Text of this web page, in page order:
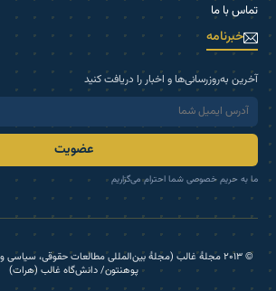
تماس با ما
خبرنامه
آخرین به‌روزرسانی‌ها و اخبار را دریافت کنید
عضویت
ما به حریم خصوصی شما احترام می‌گزاریم
© ۲۰۱۳ مجلۀ غالب (مجلۀ بین‌المللی مطالعات حقوقی، سیاسی
پوهنتون/ دانش‌گاه غالب (هرات)